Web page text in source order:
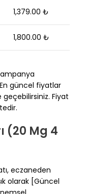
1,379.00 ₺
1,800.00 ₺
güncel fiyatlar
Fiyat
(20 Mg 4
eczaneden
olarak [Güncel